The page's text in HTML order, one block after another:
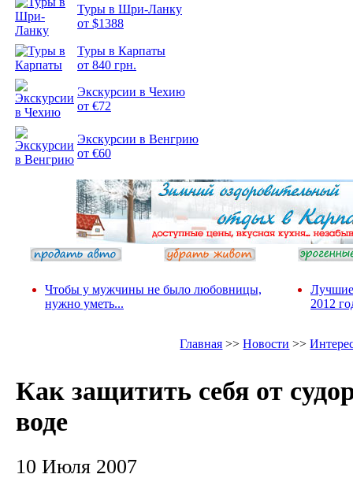
Туры в Шри-Ланку
от $1388
Туры в Карпаты
от 840 грн.
Экскурсии в Чехию
от €72
Экскурсии в Венгрию
от €60
Чтобы у мужчины не было любовницы,
нужно уметь...
Лучшие
2012
Главная >>Новости >>
Как защитить себя от
воде
10 Июля 2007